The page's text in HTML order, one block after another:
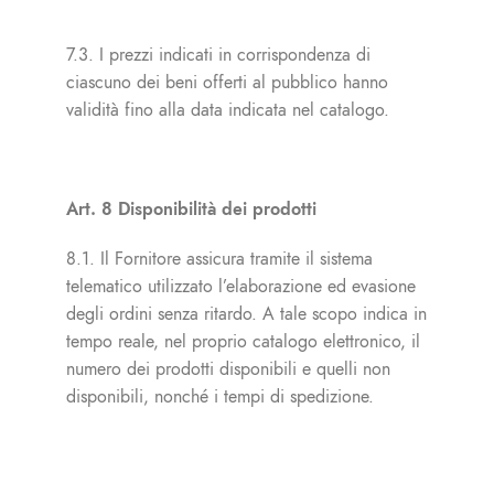
7.3. I prezzi indicati in corrispondenza di
ciascuno dei beni offerti al pubblico hanno
validità fino alla data indicata nel catalogo.
Art. 8 Disponibilità dei prodotti
8.1. Il Fornitore assicura tramite il sistema
telematico utilizzato l’elaborazione ed evasione
degli ordini senza ritardo. A tale scopo indica in
tempo reale, nel proprio catalogo elettronico, il
numero dei prodotti disponibili e quelli non
disponibili, nonché i tempi di spedizione.